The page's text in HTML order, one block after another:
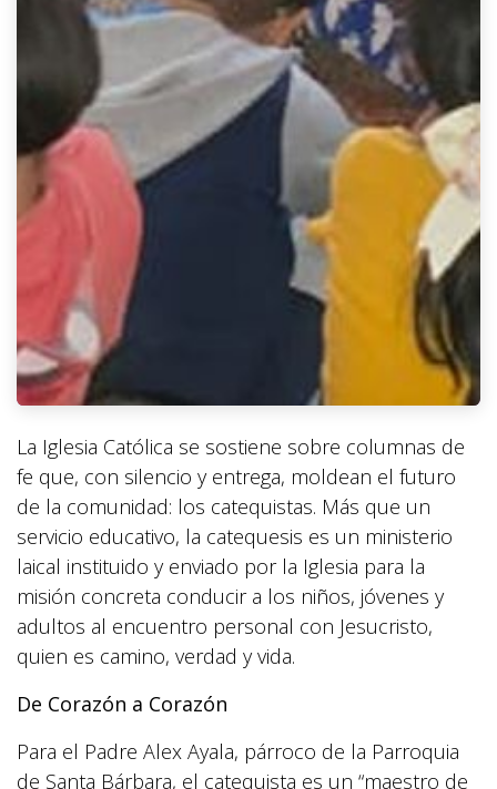
La Iglesia Católica se sostiene sobre columnas de
fe que, con silencio y entrega, moldean el futuro
de la comunidad: los catequistas. Más que un
servicio educativo, la catequesis es un ministerio
laical instituido y enviado por la Iglesia para la
misión concreta conducir a los niños, jóvenes y
adultos al encuentro personal con Jesucristo,
quien es camino, verdad y vida.
De Corazón a Corazón
Para el Padre Alex Ayala, párroco de la Parroquia
de Santa Bárbara, el catequista es un “maestro de